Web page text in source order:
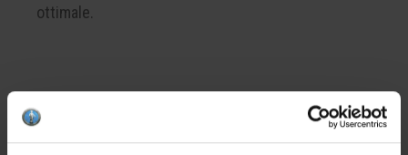
ottimale.
CREA LA TUA BOX
Per comporre la tua box del colore, ricorda di